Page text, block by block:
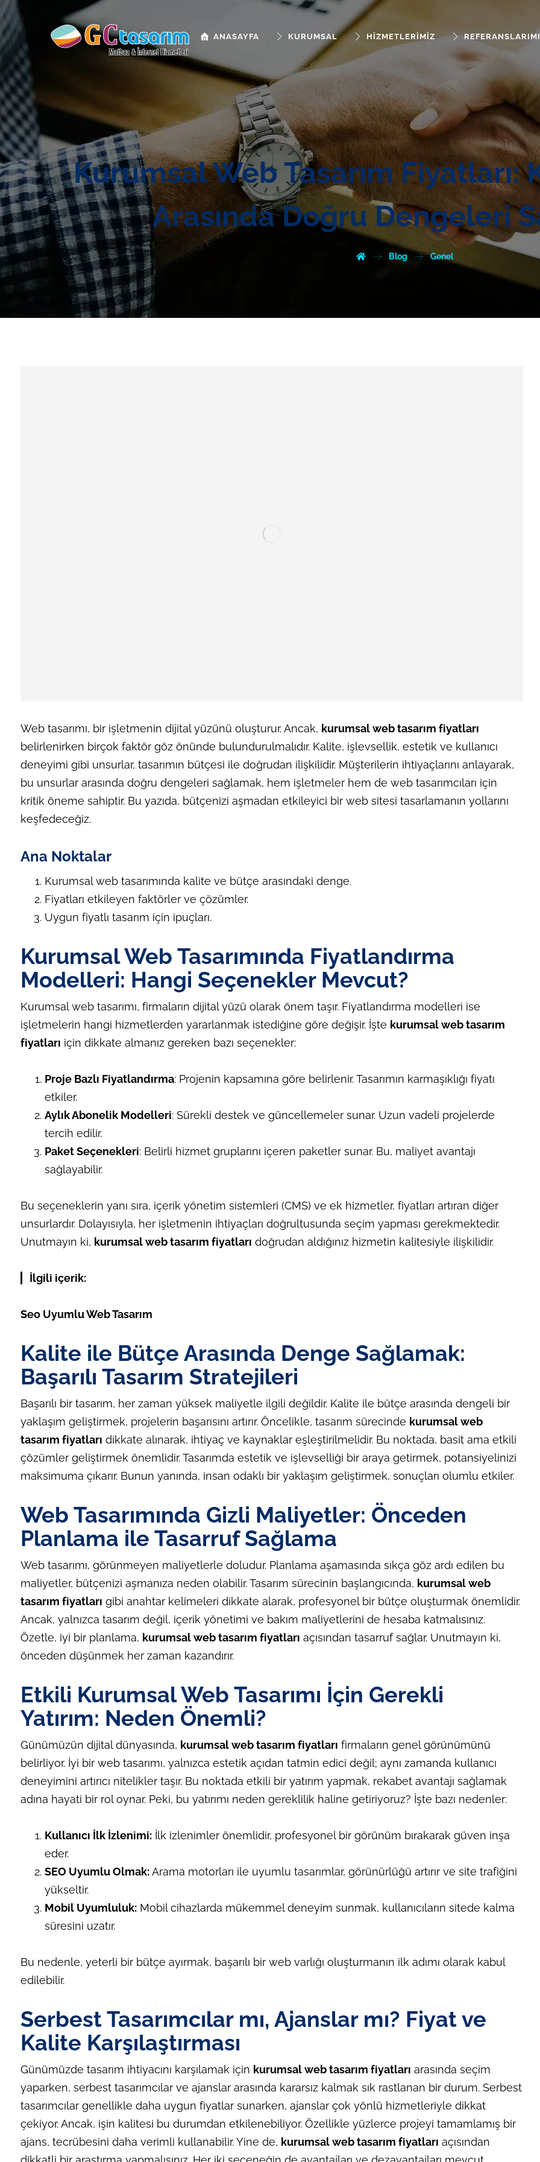
ANASAYFA KURUMSAL HIZMETLERIMIZ
Kurumsal Web Tasarım Fiyatları:
Arasında Doğru Dengeleri
Blog Genel
Web tasarımı, bir işletmenin dijital yüzünü oluşturur. Ancak, kurumsal web tasarım fiyatları
belirlenirken birçok faktör göz önünde bulundurulmalıdır. Kalite, işlevsellik, estetik ve kullanıcı
deneyimi gibi unsurlar, tasarımın bütçesi ile doğrudan ilişkilidir. Müşterilerin ihtiyaçlarını anlayarak,
bu unsurlar arasında doğru dengeleri sağlamak, hem işletmeler hem de web tasarımcıları için
kritik öneme sahiptir. Bu yazıda, bütçenizi aşmadan etkileyici bir web sitesi tasarlamanın yollarını
keşfedeceğiz.
Ana Noktalar
Kurumsal web tasarımında kalite ve bütçe arasındaki denge.
Fiyatları etkileyen faktörler ve çözümler.
Uygun fiyatlı tasarım için ipuçları.
Kurumsal Web Tasarımında Fiyatlandırma
Modelleri: Hangi Seçenekler Mevcut?
Kurumsal web tasarımı, firmaların dijital yüzü olarak önem taşır. Fiyatlandırma modelleri ise
işletmelerin hangi hizmetlerden yararlanmak istediğine göre değişir. İşte kurumsal web tasarım
fiyatları için dikkate almanız gereken bazı seçenekler:
Proje Bazlı Fiyatlandırma: Projenin kapsamına göre belirlenir. Tasarımın karmaşıklığı fiyatı
etkiler.
Aylık Abonelik Modelleri: Sürekli destek ve güncellemeler sunar. Uzun vadeli projelerde
tercih edilir.
Paket Seçenekleri: Belirli hizmet gruplarını içeren paketler sunar. Bu, maliyet avantajı
sağlayabilir.
Bu seçeneklerin yanı sıra, içerik yönetim sistemleri (CMS) ve ek hizmetler, fiyatları artıran diğer
unsurlardır. Dolayısıyla, her işletmenin ihtiyaçları doğrultusunda seçim yapması gerekmektedir.
Unutmayın ki, kurumsal web tasarım fiyatları doğrudan aldığınız hizmetin kalitesiyle ilişkilidir.
İlgili içerik:
Seo Uyumlu Web Tasarım
Kalite ile Bütçe Arasında Denge Sağlamak:
Başarılı Tasarım Stratejileri
Başarılı bir tasarım, her zaman yüksek maliyetle ilgili değildir. Kalite ile bütçe arasında dengeli bir
yaklaşım geliştirmek, projelerin başarısını artırır. Öncelikle, tasarım sürecinde kurumsal web
tasarım fiyatları dikkate alınarak, ihtiyaç ve kaynaklar eşleştirilmelidir. Bu noktada, basit ama etkili
çözümler geliştirmek önemlidir. Tasarımda estetik ve işlevselliği bir araya getirmek, potansiyelinizi
maksimuma çıkarır. Bunun yanında, insan odaklı bir yaklaşım geliştirmek, sonuçları olumlu etkiler.
Web Tasarımında Gizli Maliyetler: Önceden
Planlama ile Tasarruf Sağlama
Web tasarımı, görünmeyen maliyetlerle doludur. Planlama aşamasında sıkça göz ardı edilen bu
maliyetler, bütçenizi aşmanıza neden olabilir. Tasarım sürecinin başlangıcında, kurumsal web
tasarım fiyatları gibi anahtar kelimeleri dikkate alarak, profesyonel bir bütçe oluşturmak önemlidir.
Ancak, yalnızca tasarım değil, içerik yönetimi ve bakım maliyetlerini de hesaba katmalısınız.
Özetle, iyi bir planlama, kurumsal web tasarım fiyatları açısından tasarruf sağlar. Unutmayın ki,
önceden düşünmek her zaman kazandırır.
Etkili Kurumsal Web Tasarımı İçin Gerekli
Yatırım: Neden Önemli?
Günümüzün dijital dünyasında, kurumsal web tasarım fiyatları firmaların genel görünümünü
belirliyor. İyi bir web tasarımı, yalnızca estetik açıdan tatmin edici değil; aynı zamanda kullanıcı
deneyimini artırıcı nitelikler taşır. Bu noktada etkili bir yatırım yapmak, rekabet avantajı sağlamak
adına hayati bir rol oynar. Peki, bu yatırımı neden gereklilik haline getiriyoruz? İşte bazı nedenler:
Kullanıcı İlk İzlenimi:İlk izlenimler önemlidir, profesyonel bir görünüm bırakarak güven inşa
eder.
SEO Uyumlu Olmak:Arama motorları ile uyumlu tasarımlar, görünürlüğü artırır ve site trafiğini
yükseltir.
Mobil Uyumluluk:Mobil cihazlarda mükemmel deneyim sunmak, kullanıcıların sitede kalma
süresini uzatır.
Bu nedenle, yeterli bir bütçe ayırmak, başarılı bir web varlığı oluşturmanın ilk adımı olarak kabul
edilebilir.
Serbest Tasarımcılar mı, Ajanslar mı? Fiyat ve
Kalite Karşılaştırması
Günümüzde tasarım ihtiyacını karşılamak için kurumsal web tasarım fiyatları arasında seçim
yaparken, serbest tasarımcılar ve ajanslar arasında kararsız kalmak sık rastlanan bir durum. Serbest
tasarımcılar genellikle daha uygun fiyatlar sunarken, ajanslar çok yönlü hizmetleriyle dikkat
çekiyor. Ancak, işin kalitesi bu durumdan etkilenebiliyor. Özellikle yüzlerce projeyi tamamlamış bir
ajans, tecrübesini daha verimli kullanabilir. Yine de, kurumsal web tasarım fiyatları açısından